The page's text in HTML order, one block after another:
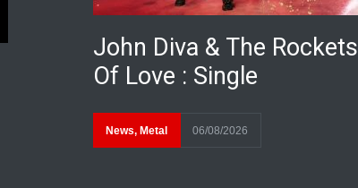
John Diva & The Rockets
Of Love : Single
News, Metal 06/08/2026